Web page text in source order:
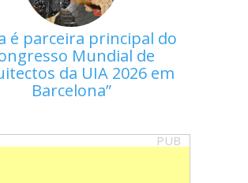
é parceira principal do
Mundial de
da UIA 2026 em
Barcelona
PUB